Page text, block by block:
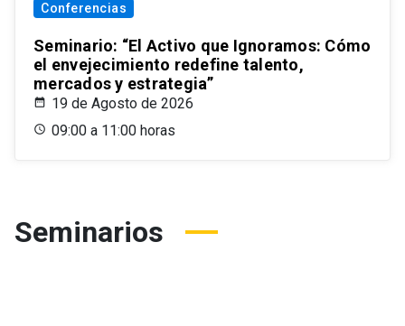
Conferencias
Seminario: “El Activo que Ignoramos: Cómo
el envejecimiento redefine talento,
mercados y estrategia”
19 de Agosto de 2026
09:00 a 11:00 horas
Seminarios